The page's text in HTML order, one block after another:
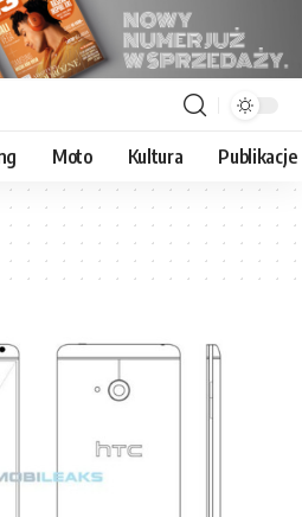
Moto Kultura Publikacje